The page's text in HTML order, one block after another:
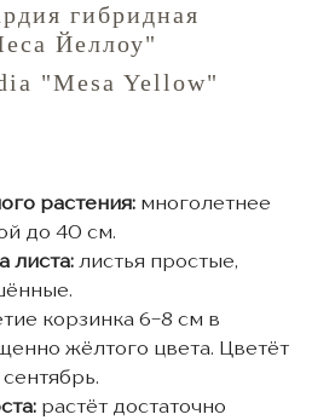
гибридная
Йеллоу"
"Mesa Yellow"
растения:многолетнее
до 40 см.
листа:листья простые,
корзинка 6-8 см в
жёлтого цвета. Цветёт
растёт достаточно